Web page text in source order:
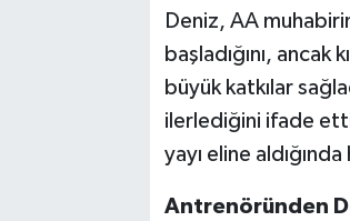
Deniz, AA
başladığını,
büyük katkılar
ilerlediğini ifade
yayı eline
Antrenöründen